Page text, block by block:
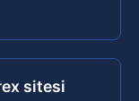
sitesi